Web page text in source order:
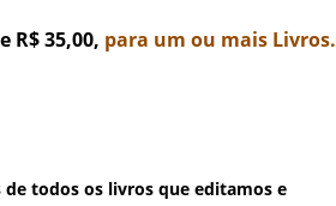
R$ 35,00, para um ou mais Livros.
todos os livros que editamos e